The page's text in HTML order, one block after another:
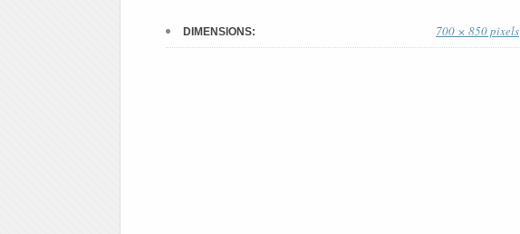
DIMENSIONS: 700 × 850 pixels